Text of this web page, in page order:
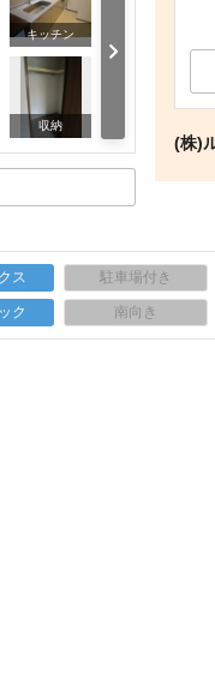
キッチン
収納
(株)
ス 駐車場付き
ク 南向き